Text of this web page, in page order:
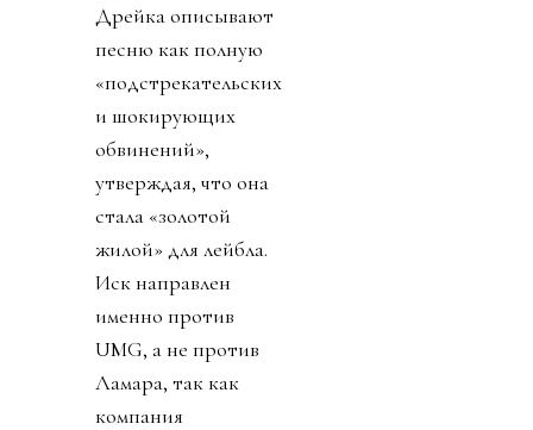
Дрейка описывают
песню как полную
«подстрекательских
и шокирующих
обвинений»,
утверждая, что она
стала «золотой
жилой» для лейбла.
Иск направлен
именно против
UMG, а не против
Ламара, так как
компания